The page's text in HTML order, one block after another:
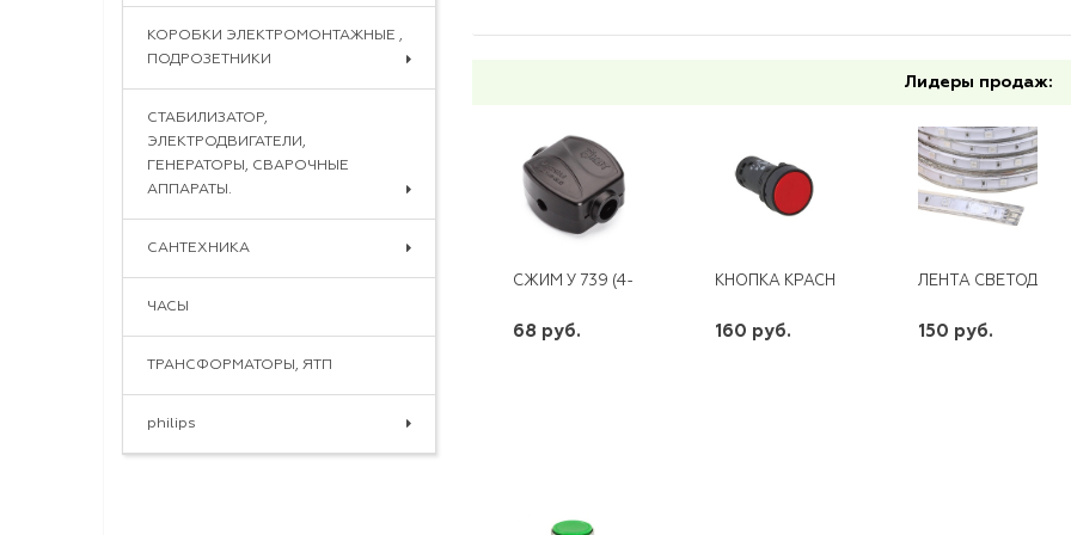
КОРОБКИ ЭЛЕКТРОМОНТАЖНЫЕ ,
ПОДРОЗЕТНИКИ
СТАБИЛИЗАТОР,
ЭЛЕКТРОДВИГАТЕЛИ,
ГЕНЕРАТОРЫ, СВАРОЧНЫЕ
АППАРАТЫ.
САНТЕХНИКА
ЧАСЫ
ТРАНСФОРМАТОРЫ, ЯТП
philips
Лидеры продаж:
СЖИМ У 739 (4-10) (1,5-2,5)
68 руб.
КНОПКА КРАСНАЯ ВОЗВРАТНАЯ XB7-ЕA-2Р
160 руб.
ЛЕНТА
150 руб.